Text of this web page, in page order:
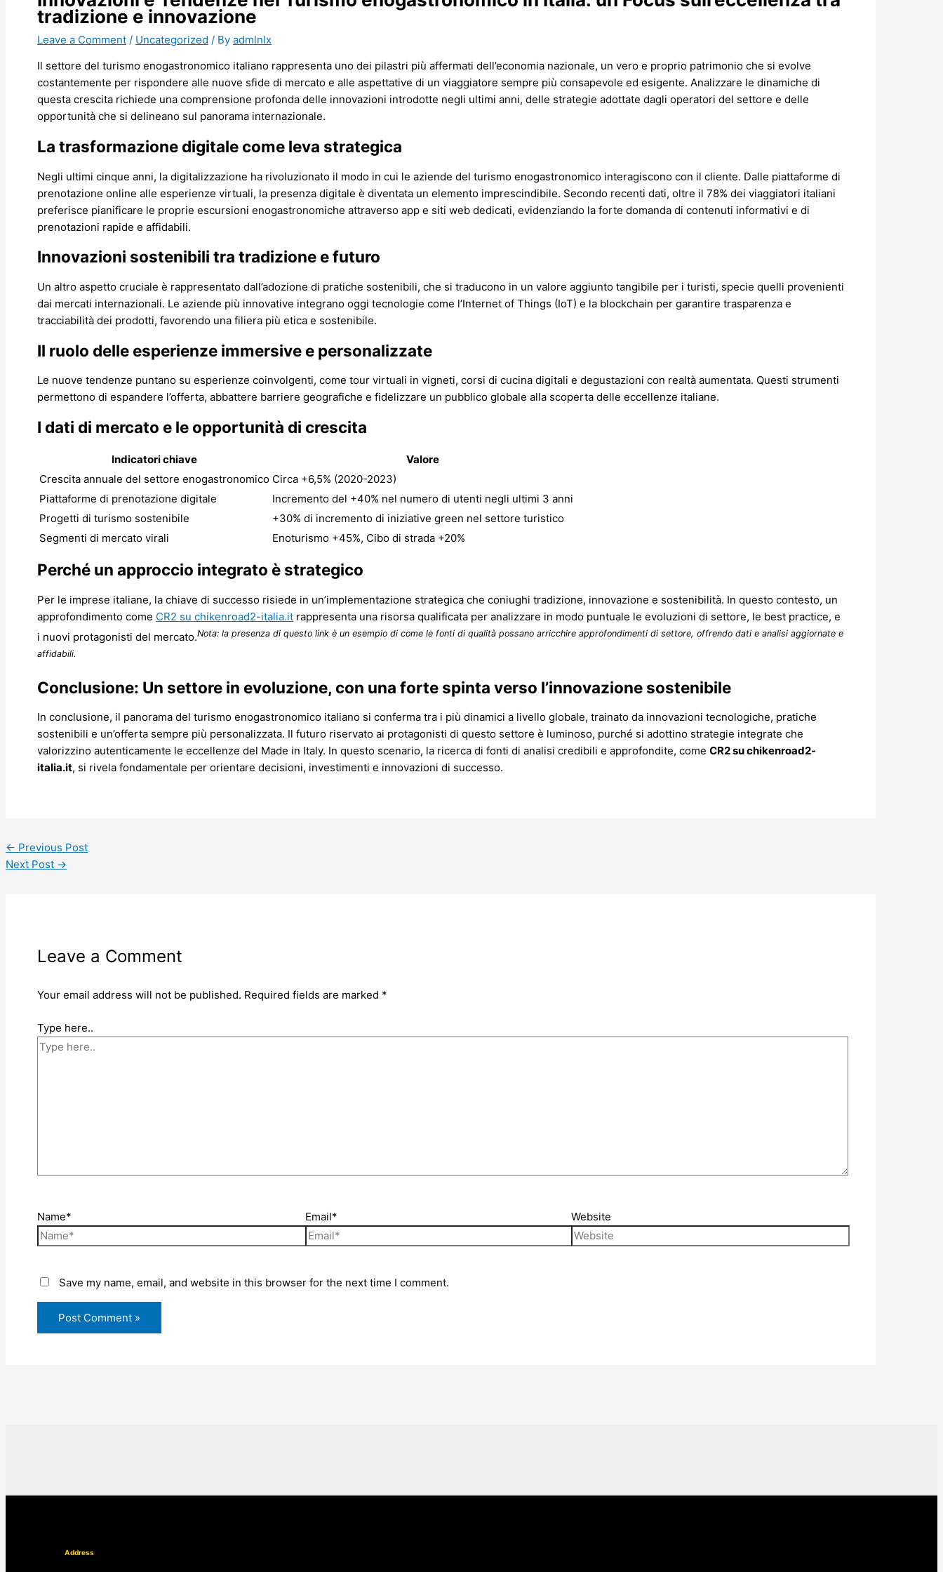
tradizione e innovazione
Leave a Comment / Uncategorized / By admlnlx
Il settore del turismo enogastronomico italiano rappresenta uno dei pilastri più affermati dell’economia nazionale, un vero e proprio patrimonio che si evolve
costantemente per rispondere alle nuove sfide di mercato e alle aspettative di un viaggiatore sempre più consapevole ed esigente. Analizzare le dinamiche di
questa crescita richiede una comprensione profonda delle innovazioni introdotte negli ultimi anni, delle strategie adottate dagli operatori del settore e delle
opportunità che si delineano sul panorama internazionale.
La trasformazione digitale come leva strategica
Negli ultimi cinque anni, la digitalizzazione ha rivoluzionato il modo in cui le aziende del turismo enogastronomico interagiscono con il cliente. Dalle piattaforme di
prenotazione online alle esperienze virtuali, la presenza digitale è diventata un elemento imprescindibile. Secondo recenti dati, oltre il 78% dei viaggiatori italiani
preferisce pianificare le proprie escursioni enogastronomiche attraverso app e siti web dedicati, evidenziando la forte domanda di contenuti informativi e di
prenotazioni rapide e affidabili.
Innovazioni sostenibili tra tradizione e futuro
Un altro aspetto cruciale è rappresentato dall’adozione di pratiche sostenibili, che si traducono in un valore aggiunto tangibile per i turisti, specie quelli provenienti
dai mercati internazionali. Le aziende più innovative integrano oggi tecnologie come l’Internet of Things (IoT) e la blockchain per garantire trasparenza e
tracciabilità dei prodotti, favorendo una filiera più etica e sostenibile.
Il ruolo delle esperienze immersive e personalizzate
Le nuove tendenze puntano su esperienze coinvolgenti, come tour virtuali in vigneti, corsi di cucina digitali e degustazioni con realtà aumentata. Questi strumenti
permettono di espandere l’offerta, abbattere barriere geografiche e fidelizzare un pubblico globale alla scoperta delle eccellenze italiane.
I dati di mercato e le opportunità di crescita
Indicatori chiave
Valore
Crescita annuale del settore enogastronomico Circa +6,5% (2020-2023)
Piattaforme di prenotazione digitale
Incremento del +40% nel numero di utenti negli ultimi 3 anni
Progetti di turismo sostenibile
+30% di incremento di iniziative green nel settore turistico
Segmenti di mercato virali
Enoturismo +45%, Cibo di strada +20%
Perché un approccio integrato è strategico
Per le imprese italiane, la chiave di successo risiede in un’implementazione strategica che coniughi tradizione, innovazione e sostenibilità. In questo contesto, un
approfondimento come CR2 su chikenroad2-italia.it rappresenta una risorsa qualificata per analizzare in modo puntuale le evoluzioni di settore, le best practice, e
i nuovi protagonisti del mercato.Nota: la presenza di questo link è un esempio di come le fonti di qualità possano arricchire approfondimenti di settore, offrendo dati e analisi aggiornate e
affidabili.
Conclusione: Un settore in evoluzione, con una forte spinta verso l’innovazione sostenibile
In conclusione, il panorama del turismo enogastronomico italiano si conferma tra i più dinamici a livello globale, trainato da innovazioni tecnologiche, pratiche
sostenibili e un’offerta sempre più personalizzata. Il futuro riservato ai protagonisti di questo settore è luminoso, purché si adottino strategie integrate che
valorizzino autenticamente le eccellenze del Made in Italy. In questo scenario, la ricerca di fonti di analisi credibili e approfondite, come CR2 su chikenroad2-
italia.it, si rivela fondamentale per orientare decisioni, investimenti e innovazioni di successo.
← Previous Post
Next Post →
Leave a Comment
Your email address will not be published. Required fields are marked *
Type here..
Name* Email* Website
Save my name, email, and website in this browser for the next time I comment.
Address